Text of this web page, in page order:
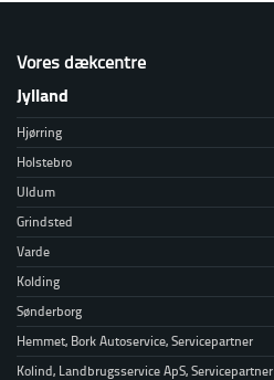
Vores dækcentre
Jylland
Hjørring
Holstebro
Uldum
Grindsted
Varde
Kolding
Sønderborg
Hemmet, Bork Autoservice, Servicepartner
Kolind, Landbrugsservice ApS, Servicepartner